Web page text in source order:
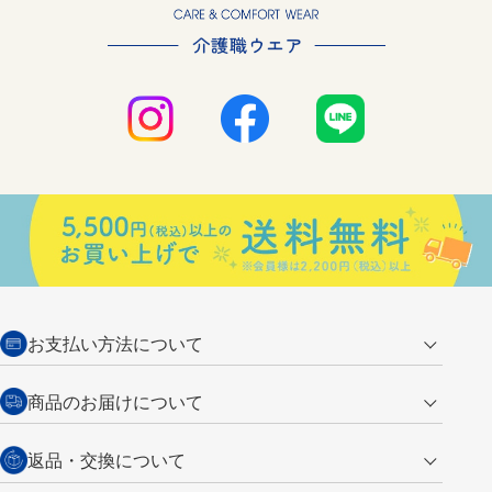
お支払い方法について
クレジットカード
代金引換
銀行振込【前払い】
商品のお届けについて
営業日午前11時までの決済完了の
ご注文は翌営業日の発送
返品・交換について